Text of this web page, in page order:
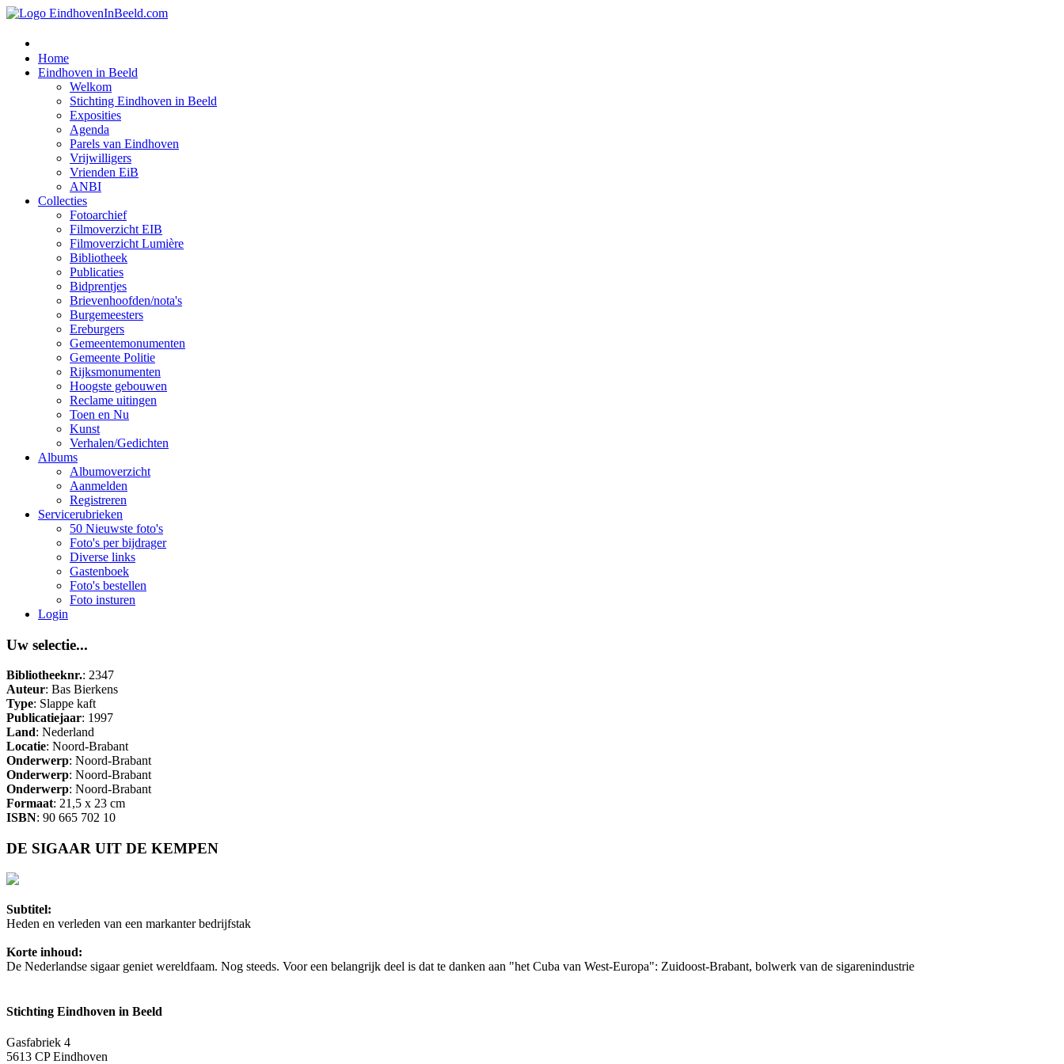
Home
Eindhoven in Beeld
Welkom
Stichting Eindhoven in Beeld
Exposities
Agenda
Parels van Eindhoven
Vrijwilligers
Vrienden EiB
ANBI
Collecties
Fotoarchief
Filmoverzicht EIB
Filmoverzicht Lumière
Bibliotheek
Publicaties
Bidprentjes
Brievenhoofden/nota's
Burgemeesters
Ereburgers
Gemeentemonumenten
Gemeente Politie
Rijksmonumenten
Hoogste gebouwen
Reclame uitingen
Toen en Nu
Kunst
Verhalen/Gedichten
Albums
Albumoverzicht
Aanmelden
Registreren
Servicerubrieken
50 Nieuwste foto's
Foto's per bijdrager
Diverse links
Gastenboek
Foto's bestellen
Foto insturen
Login
Uw selectie...
Bibliotheeknr.: 2347
Auteur: Bas Bierkens
Type: Slappe kaft
Publicatiejaar: 1997
Land: Nederland
Locatie: Noord-Brabant
Onderwerp: Noord-Brabant
Onderwerp: Noord-Brabant
Onderwerp: Noord-Brabant
Formaat: 21,5 x 23 cm
ISBN: 90 665 702 10
DE SIGAAR UIT DE KEMPEN
Subtitel:
Heden en verleden van een markanter bedrijfstak
Korte inhoud:
De Nederlandse sigaar geniet wereldfaam. Nog steeds. Voor een belangrijk deel is dat te danken aan "het Cuba van West-Europa": Zuidoost-Brabant, bolwerk van de sigarenindustrie
Stichting Eindhoven in Beeld
Gasfabriek 4
5613 CP Eindhoven